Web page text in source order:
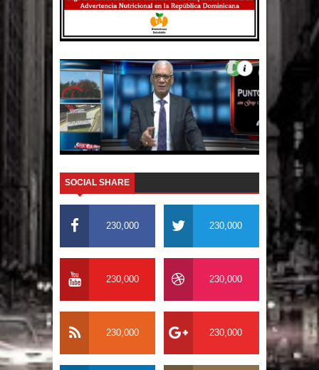
Complementario gobierno endeuda
El PRM tendrá desde el próximo
domingo una dirección de hombres
SOCIAL SHARE
230,000 230,000
230,000 230,000
230,000 230,000